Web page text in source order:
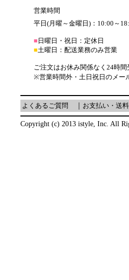
営業時間
平日(月曜～金曜日)：10:00～
■ 日曜日・祝日：定休日
■土曜日：配送業務のみ営業
ご注文はお休み関係なく24時
※営業時間外・土日祝日のメー
よくあるご質問 お支払い・送料
Copyright (c) 2013 istyle, Inc. All